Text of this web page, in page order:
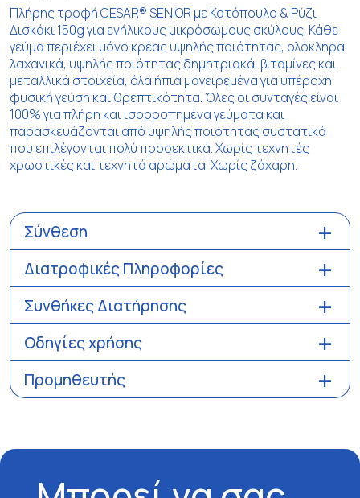
Πλήρης τροφή CESAR® SENIOR με Κοτόπουλο & Ρύζι
Δισκάκι 150g για ενήλικους μικρόσωμους σκύλους. Κάθε
γεύμα περιέχει μόνο κρέας υψηλής ποιότητας, ολόκληρα
λαχανικά, υψηλής ποιότητας δημητριακά, βιταμίνες και
μεταλλικά στοιχεία, όλα ήπια μαγειρεμένα για υπέροχη
φυσική γεύση και θρεπτικότητα. Όλες οι συνταγές είναι
100% για πλήρη και ισορροπημένα γεύματα και
παρασκευάζονται από υψηλής ποιότητας συστατικά
που επιλέγονται πολύ προσεκτικά. Χωρίς τεχνητές
χρωστικές και τεχνητά αρώματα. Χωρίς ζάχαρη.
Σύνθεση
Διατροφικές Πληροφορίες
Συνθήκες Διατήρησης
Οδηγίες χρήσης
Προμηθευτής